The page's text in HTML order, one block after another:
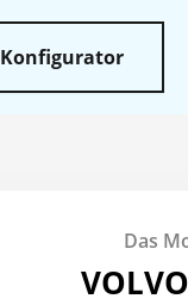
Konfigurator
Das